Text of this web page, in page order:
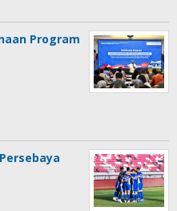
Program